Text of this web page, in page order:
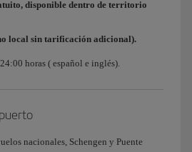
disponible dentro de territorio
local sin tarificación adicional).
horas ( español e inglés).
nacionales, Schengen y Puente